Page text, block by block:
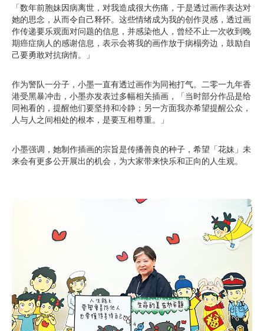
「数年前胞妹因病离世，对我造成很大伤痛，于是透过画作表达对
她的思念，从而令自己释怀。这些情绪成为我的创作灵感，透过画
作传递要乐观面对问题的信息，并感染他人，曾经不止一次收到晚
期癌症病人的感谢信息，表示会将我的画作放于病榻旁边，鼓励自
己要勇敢对抗病情。」
作为警队一分子，小墨一直有透过画作为同袍打气。二零一九年香
港受黑暴冲击，小墨亦发表过多幅相关插画，「当时部分作品是给
同袍看的，提醒他们要坚持和冷静；另一方面我亦希望提醒公众，
人与人之间相处的根本，是要互相尊重。」
小墨强调，她制作插画的宗旨是传播善良的种子，希望「花妹」未
来会有更多公开展出的机会，为大家带来快乐和正向的人生观。